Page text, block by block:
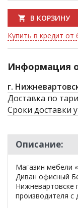
В КОРЗИНУ
Купить в кредит от
Информация
г.
Доставка по
Сроки доставки
Описание:
Магазин мебели
Диван офисный
Нижневартовске
производителя с